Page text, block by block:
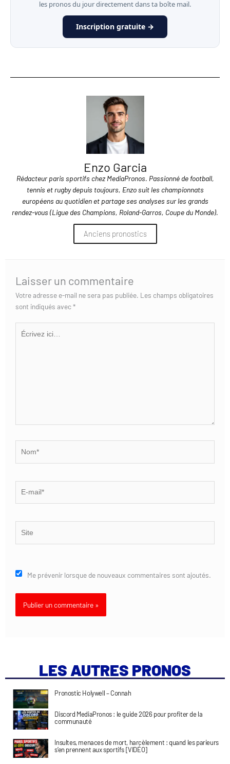
les pronos du jour directement dans ta boîte mail.
Inscription gratuite →
Enzo Garcia
Rédacteur paris sportifs chez MediaPronos. Passionné de football,
tennis et rugby depuis toujours, Enzo suit les championnats
européens au quotidien et partage ses analyses sur les grands
rendez-vous (Ligue des Champions, Roland-Garros, Coupe du Monde).
Anciens pronostics
Laisser un commentaire
Votre adresse e-mail ne sera pas publiée. Les champs obligatoires
sont indiqués avec*
Écrivez
ici…
mail*
Me prévenir lorsque de nouveaux commentaires sont ajoutés.
LES AUTRES PRONOS
Pronostic Holywell – Connah
Discord MediaPronos : le guide 2026 pour profiter de la
communauté
Insultes, menaces de mort, harcèlement : quand les parieurs
s’en prennent aux sportifs [VIDÉO]